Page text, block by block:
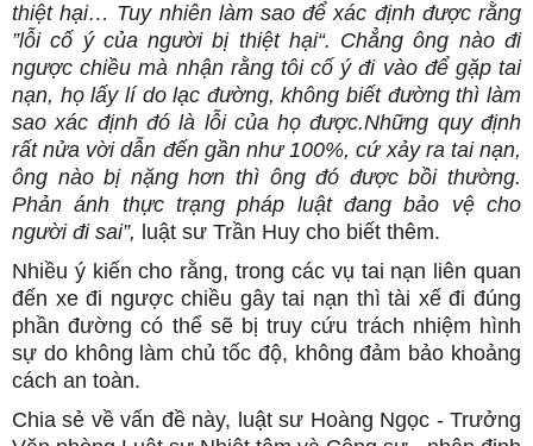
thiệt hại… Tuy nhiên làm sao để xác định được rằng
”lỗi cố ý của người bị thiệt hại“. Chẳng ông nào đi
ngược chiều mà nhận rằng tôi cố ý đi vào để gặp tai
nạn, họ lấy lí do lạc đường, không biết đường thì làm
sao xác định đó là lỗi của họ được.Những quy định
rất nửa vời dẫn đến gần như 100%, cứ xảy ra tai nạn,
ông nào bị nặng hơn thì ông đó được bồi thường.
Phản ánh thực trạng pháp luật đang bảo vệ cho
người đi sai”, luật sư Trần Huy cho biết thêm.
Nhiều ý kiến cho rằng, trong các vụ tai nạn liên quan
đến xe đi ngược chiều gây tai nạn thì tài xế đi đúng
phần đường có thể sẽ bị truy cứu trách nhiệm hình
sự do không làm chủ tốc độ, không đảm bảo khoảng
cách an toàn.
Chia sẻ về vấn đề này, luật sư Hoàng Ngọc - Trưởng